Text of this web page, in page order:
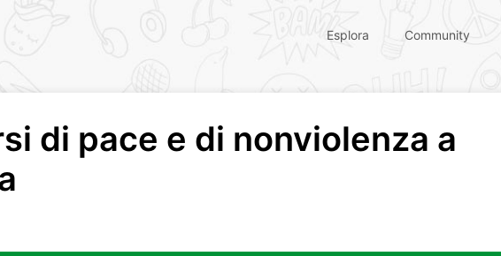
Esplora Community
di pace e di nonviolenza a